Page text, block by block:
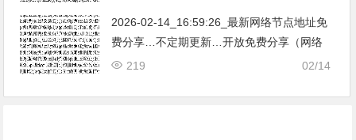
2026-02-14_16:59:26_最新网络节点地址免
费分享…不定期更新…开放免费分享（网络
免费节点香港|日本|韩国|新加坡|台湾|马来西
02/14
219